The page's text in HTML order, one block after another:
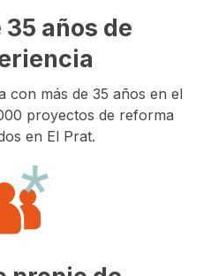
35 años de
con más de 35 años en el
proyectos de reforma
en El Prat.